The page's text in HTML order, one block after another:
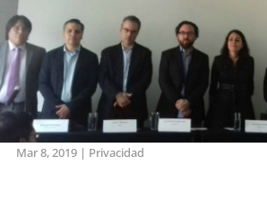
Mar 8, 2019| Privacidad